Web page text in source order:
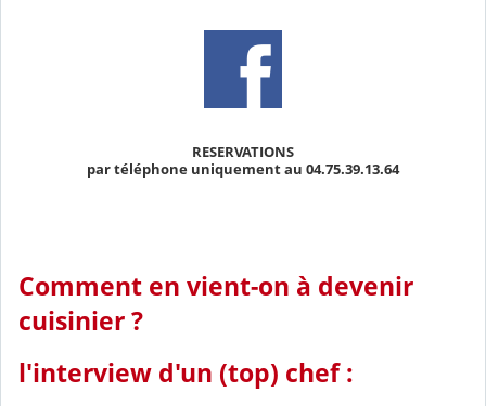
RESERVATIONS
par téléphone uniquement au 04.75.39.13.64
Comment en vient-on à devenir
cuisinier ?
l'interview d'un (top) chef :